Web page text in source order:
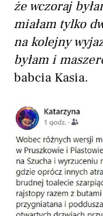
że wczoraj
miałam tylko
na kolejny
byłam i
babcia Kasia.